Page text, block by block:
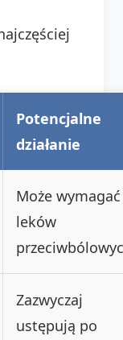
Potencjalne
działanie
Może wymagać
leków
Zazwyczaj
ustępują po